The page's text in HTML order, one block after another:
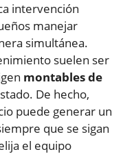
intervención
manejar
simultánea.
suelen ser
montables de
De hecho,
puede generar un
que se sigan
el equipo